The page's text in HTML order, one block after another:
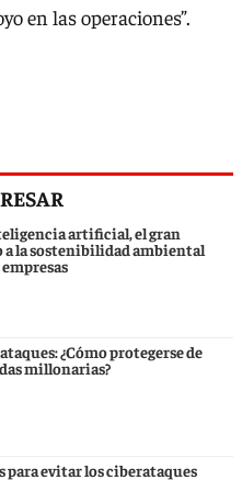
en las operaciones”.
artificial, el gran
a la sostenibilidad ambiental
empresas
¿Cómo protegerse de
millonarias?
para evitar los ciberataques